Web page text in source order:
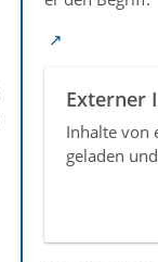
Externer
Inhalte von
geladen